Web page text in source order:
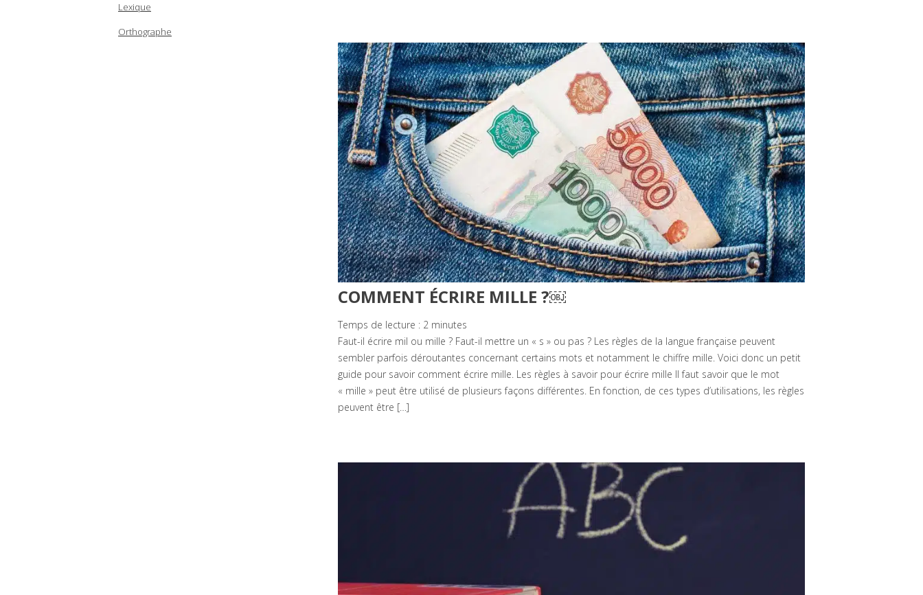
Lexique
Orthographe
COMMENT ÉCRIRE MILLE ?￼
Temps de lecture : 2 minutes
Faut-il écrire mil ou mille ? Faut-il mettre un « s » ou pas ? Les règles de la langue française peuvent
sembler parfois déroutantes concernant certains mots et notamment le chiffre mille. Voici donc un petit
guide pour savoir comment écrire mille. Les règles à savoir pour écrire mille Il faut savoir que le mot
« mille » peut être utilisé de plusieurs façons différentes. En fonction, de ces types d’utilisations, les règles
peuvent être […]